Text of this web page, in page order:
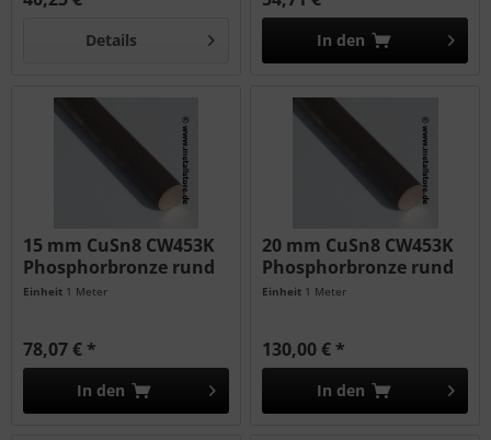
Details In den
15 mm CuSn8 CW453K
Phosphorbronze rund
Einheit 1 Meter
78,07 € *
In den
20 mm CuSn8 CW453K
Phosphorbronze rund
Einheit 1 Meter
130,00 € *
In den